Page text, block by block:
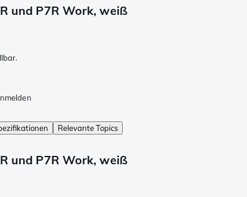
und P7R Work, weiß
Relevante Topics
und P7R Work, weiß